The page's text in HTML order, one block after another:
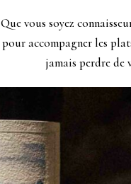
Que vous soyez
pour accompagner les
jamais perdre de